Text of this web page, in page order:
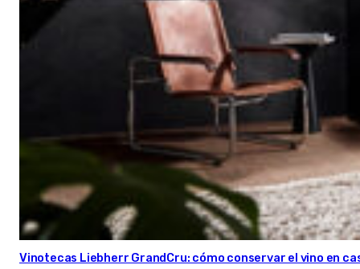
Vinotecas Liebherr GrandCru: cómo conservar el vino en